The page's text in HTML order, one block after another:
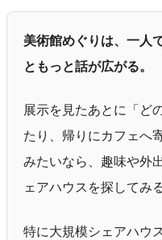
美術館めぐりは、一人
ともっと話が広がる。
展示を見たあとに「ど
たり、帰りにカフェへ
みたいなら、趣味や外
ェアハウスを探してみ
特に大規模シェアハウ